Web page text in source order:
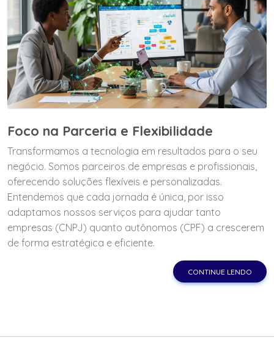
Foco na Parceria e Flexibilidade
Transformamos a tecnologia em resultados para o seu
negócio. Somos parceiros de empresas e profissionais,
oferecendo soluções flexíveis e personalizadas.
Entendemos que cada jornada é única, por isso
adaptamos nossos serviços para ajudar tanto
empresas (CNPJ) quanto autônomos (CPF) a crescerem
de forma estratégica e eficiente.
CONTINUE LENDO